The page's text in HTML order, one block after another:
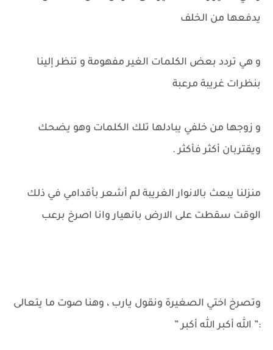
يدفعها من الخلف
و هي تردد بعض الكلمات الغير مفهومة و تنظر إلينا
بنظرات غريبة مرعبة
و زوجها من خلفي يبادلها تلك الكلمات وهو يضحك
ويقتربان أكثر فأكثر .
منزلنا يبعث بالانوار الغريبة لم أشعر بأقدامي في ذلك
الوقت سقطت على الارض بانهيار وانا اصرخ برعب
وتصرخ اختي الصغيرة ونقول يارب ، وهنا صوت ما يتعالى
:” الله أكبر الله أكبر ”